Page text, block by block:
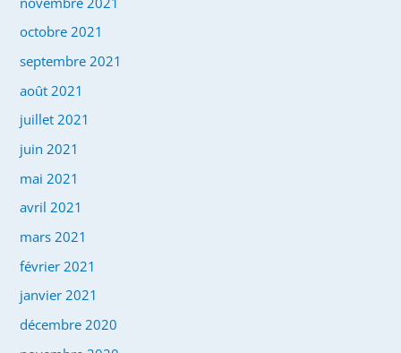
octobre 2021
septembre 2021
août 2021
juillet 2021
juin 2021
mai 2021
avril 2021
mars 2021
février 2021
janvier 2021
décembre 2020